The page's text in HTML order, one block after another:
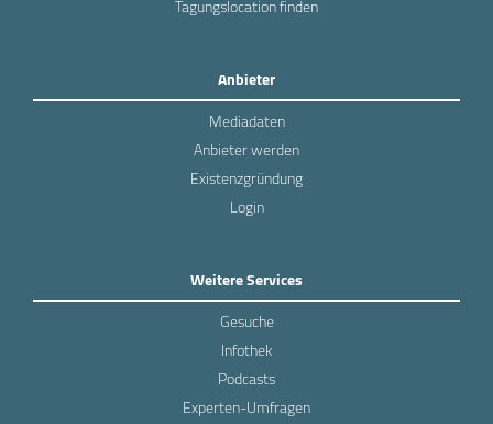
Tagungslocation finden
Anbieter
Mediadaten
Anbieter werden
Existenzgründung
Login
Weitere Services
Gesuche
Infothek
Podcasts
Experten-Umfragen